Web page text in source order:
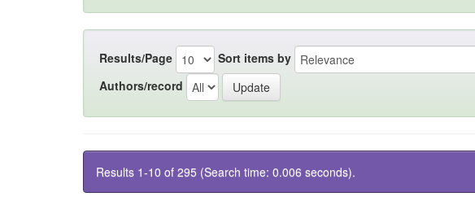
Results/Page Sort items by
Authors/record
Results 1-10 of 295 (Search time: 0.006 seconds).